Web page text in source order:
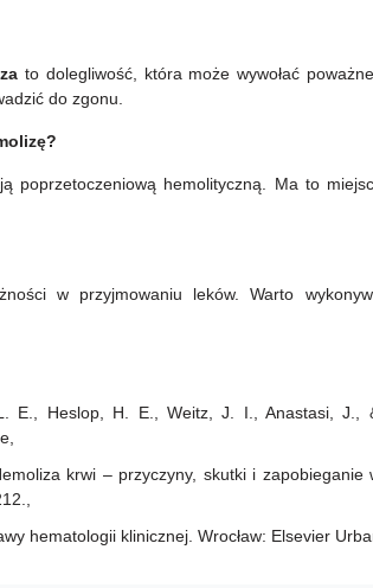
to dolegliwość, która może wywołać
do zgonu.
poprzetoczeniową hemolityczną. Ma to
w przyjmowaniu leków. Warto
E., Heslop, H. E., Weitz, J. I., Anastasi, J.,
krwi – przyczyny, skutki i zapobieganie
hematologii klinicznej. Wrocław: Elsevier